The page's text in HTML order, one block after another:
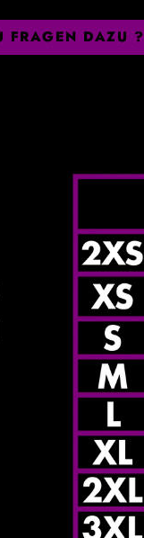
FRAGEN DAZU ?